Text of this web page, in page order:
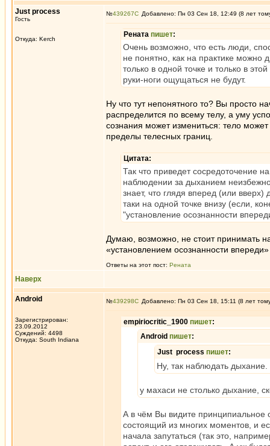
Just process
Гость
Откуда: Kerch
№439267 Добавлено: Пн 03 Сен 18, 12:49 (8 лет
Рената пишет:
Очень возможно, что есть люди,
не понятно, как на практике
только в одной точке и только в
руки-ноги ощущаться не будут.
Ну что тут непонятного то? Вы просто
распределится по всему телу, а уму
сознания может измениться: тело
пределы телесных границ.
Цитата:
Так что приведет сосредоточение
наблюдении за дыханием
знает, что глядя вперед (или
таки на одной точке внизу (если,
"установление осознанности
Думаю, возможно, не стоит принимать
«установлением осознанности
Ответы на этот пост: Рената
Наверх
Android
Зарегистрирован:
23.09.2012
Суждений: 4498
Откуда: South Indiana
№439298 Добавлено: Пн 03 Сен 18, 15:11 (8 лет
empiriocritic_1900 пишет:
Android пишет:
Just process пишет:
Ну, так наблюдать дыхание.
у махаси не столько дыхание,
А в чём Вы видите принципиальное
состоящий из многих моментов, и
начала запутаться (так это,